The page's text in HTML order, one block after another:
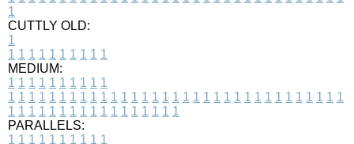
1
CUTTLY OLD:
1
1 1 1 1 1 1 1 1 1 1
MEDIUM:
1 1 1 1 1 1 1 1 1 1
1 1 1 1 1 1 1 1 1 1 1 1 1 1 1 1 1 1 1 1 1 1 1 1 1 1 1 1 1 1 1 1 1
1 1 1 1 1 1 1 1 1 1 1 1 1 1 1 1 1
PARALLELS:
1 1 1 1 1 1 1 1 1 1